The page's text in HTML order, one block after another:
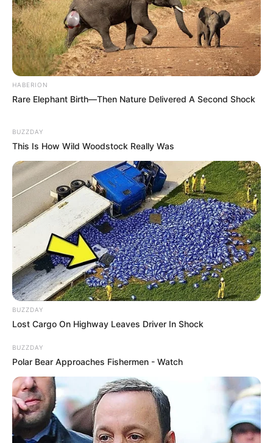
HABERION
Rare Elephant Birth—Then Nature Delivered A Second Shock
BUZZDAY
This Is How Wild Woodstock Really Was
BUZZDAY
Lost Cargo On Highway Leaves Driver In Shock
BUZZDAY
Polar Bear Approaches Fishermen - Watch